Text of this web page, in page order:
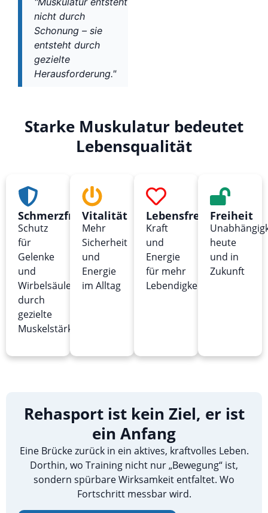
nicht durch
Schonung – sie
entsteht durch
gezielte
Herausforderung."
Starke Muskulatur bedeutet
Lebensqualität
Schmerzfreiheit
Schutz
für
Gelenke
und
Wirbelsäule
durch
gezielte
Muskelstärkung
Vitalität
Mehr
Sicherheit
und
Energie
im Alltag
Lebensfreude
Kraft
und
Energie
für mehr
Lebendigkeit
Freiheit
heute
und in
Zukunft
Rehasport ist kein Ziel, er ist
ein Anfang
Eine Brücke zurück in ein aktives, kraftvolles Leben.
Dorthin, wo Training nicht nur „Bewegung“ ist,
sondern spürbare Wirksamkeit entfaltet. Wo
Fortschritt messbar wird.